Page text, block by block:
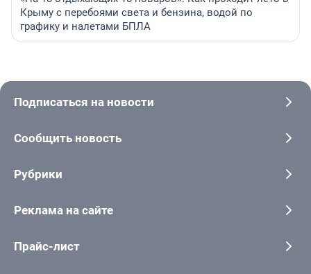
Крыму с перебоями света и бензина, водой по
графику и налетами БПЛА
Подписаться на новости
Сообщить новость
Рубрики
Реклама на сайте
Прайс-лист